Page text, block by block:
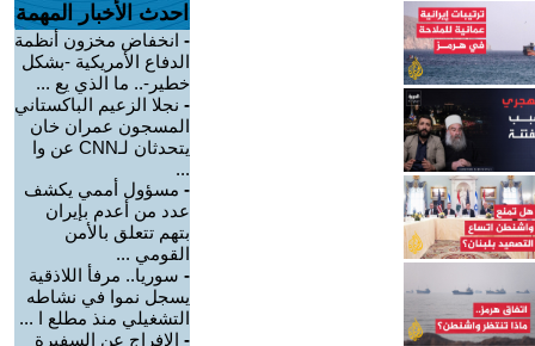
احدث الأخبار المهمة
- انخفاض مخزون أنظمة
الدفاع الأمريكية -بشكل
خطير-.. ما الذي يع ...
- نجلا الزعيم الباكستاني
المسجون عمران خان
يتحدثان لـCNN عن وا
...
- مسؤول أممي يكشف
عدد من أعدم بإيران
بتهم تتعلق بالأمن
القومي ...
- سوريا.. مرفأ اللاذقية
يسجل نموا في نشاطه
التشغيلي منذ مطلع ا ...
- الإفراج عن السفيرة